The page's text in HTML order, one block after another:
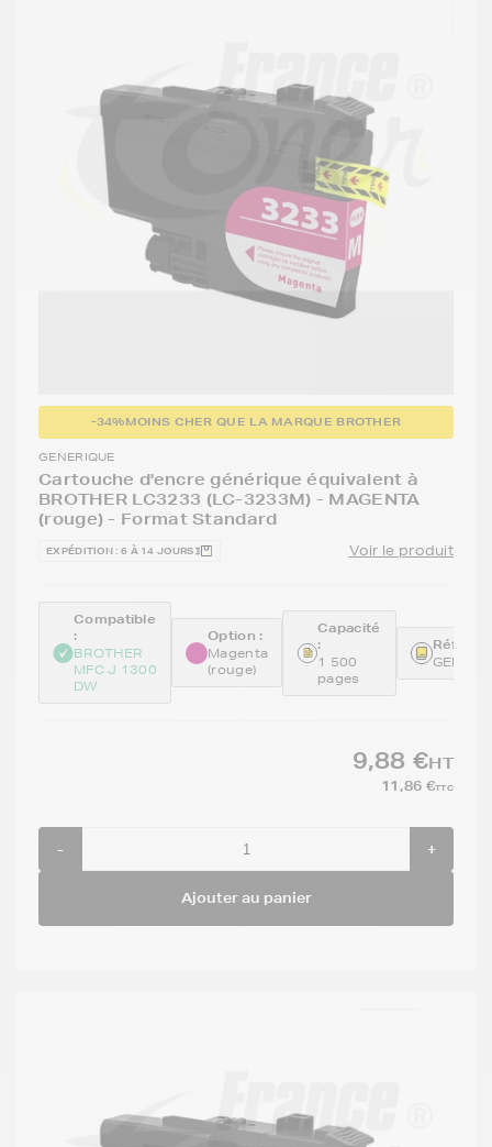
-34%MOINS CHER QUE LA MARQUE BROTHER
GENERIQUE
Cartouche d'encre générique équivalent à
BROTHER LC3233 (LC-3233M) - MAGENTA
(rouge) - Format Standard
EXPÉDITION : 6 À 14 JOURS Voir le produit
Compatible
:
BROTHER
MFC J 1300
DW
Option :
Magenta
(rouge)
Capacité
:
1 500
pages
9,88 €HT
11,86 €TTC
- +
Ajouter au panier